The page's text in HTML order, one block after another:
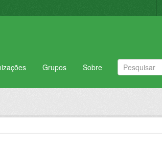
Grupos Sobre